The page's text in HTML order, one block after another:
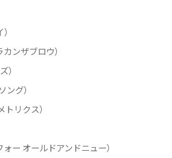
ンザブロウ）
）
ング）
トリクス）
ー オールドアンドニュー）